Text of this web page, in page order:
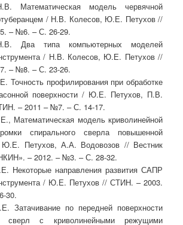
Математическая модель червячной
/ Н.В. Колесов, Ю.Е. Петухов //
– №6. – С. 26-29.
Два типа компьютерных моделей
/ Н.В. Колесов, Ю.Е. Петухов //
– №8. – С. 23-26.
Точность профилирования при обработке
поверхности / Ю.Е. Петухов, П.В.
– 2011 – №7. – С. 14-17.
Математическая модель криволинейной
спирального сверла повышенной
Ю.Е. Петухов, А.А. Водовозов // Вестник
– 2012. – №3. – С. 28-32.
Некоторые направления развития САПР
/ Ю.Е. Петухов // СТИН. – 2003.
30.
Затачивание по передней поверхности
сверл с криволинейными режущими